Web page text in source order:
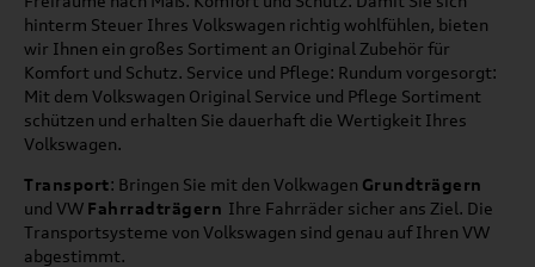
hinterm Steuer Ihres Volkswagen richtig wohlfühlen, bieten
wir Ihnen ein großes Sortiment an Original Zubehör für
Komfort und Schutz. Service und Pflege: Rundum vorgesorgt:
Mit dem Volkswagen Original Service und Pflege Sortiment
schützen und erhalten Sie dauerhaft die Wertigkeit Ihres
Volkswagen.
Transport: Bringen Sie mit den Volkwagen Grundträgern
und VW Fahrradträgern Ihre Fahrräder sicher ans Ziel. Die
Transportsysteme von Volkswagen sind genau auf Ihren VW
abgestimmt.